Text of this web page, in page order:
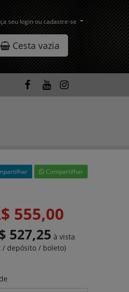
seu login ou cadastre-se
Cesta vazia
Compartilhar
555,00
527,25 à vista
/ depósito / boleto)